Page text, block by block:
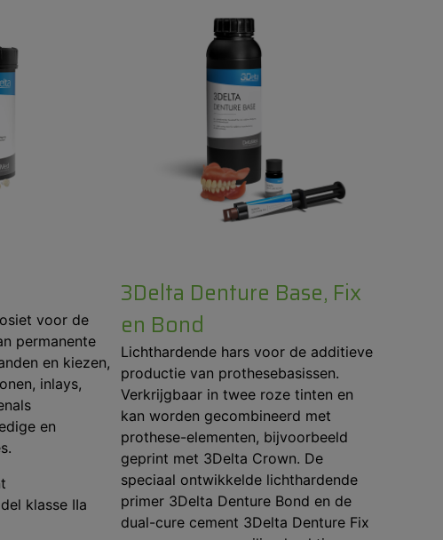
voor de
permanente
en kiezen,
inlays,
en
klasse IIa
3Delta Denture Base, Fix
en Bond
Lichthardende hars voor de additieve
productie van prothesebasissen.
Verkrijgbaar in twee roze tinten en
kan worden gecombineerd met
prothese-elementen, bijvoorbeeld
geprint met 3Delta Crown. De
speciaal ontwikkelde lichthardende
primer 3Delta Denture Bond en de
dual-cure cement 3Delta Denture Fix